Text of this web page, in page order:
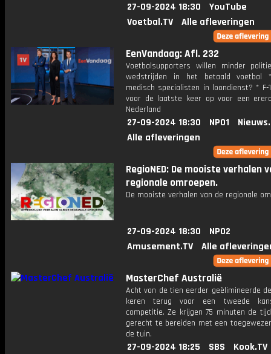
27-09-2024 18:30
YouTube
Voetbal.TV
Alle afleveringen
EenVandaag: Afl. 232
Voetbalsupporters willen minder
wedstrijden in het betaald voetbal
medisch specialisten in loondienst? * F-
voor de laatste keer op voor een
Nederland
27-09-2024 18:30 NPO1
Alle afleveringen
RegioNED: De mooiste verhalen
regionale omroepen.
De mooiste verhalen van de regionale
27-09-2024 18:30
NPO2
Amusement.TV
Alle
MasterChef Australië
Acht van de tien eerder geëlimineerde
keren terug voor een tweede
competitie. Ze krijgen 75 minuten de
gerecht te bereiden met een
de tuin.
27-09-2024 18:25 SBS
Kook.TV